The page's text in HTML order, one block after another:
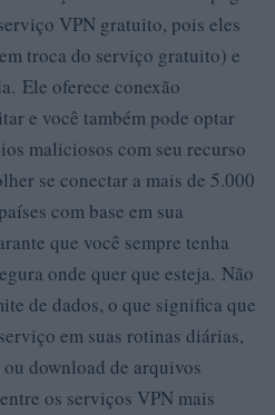
VPN gratuito, pois eles
troca do serviço gratuito) e
Ele oferece conexão
e você também pode optar
maliciosos com seu recurso
se conectar a mais de 5.000
com base em sua
que você sempre tenha
onde quer que esteja. Não
de dados, o que significa que
em suas rotinas diárias,
download de arquivos
os serviços VPN mais